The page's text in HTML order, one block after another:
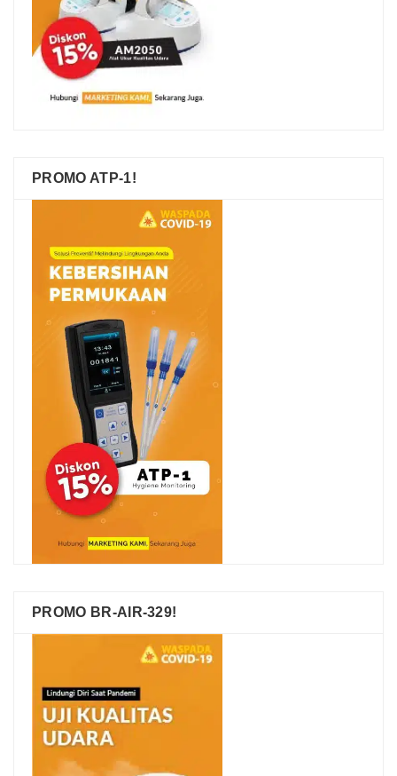
PROMO ATP-1!
PROMO BR-AIR-329!